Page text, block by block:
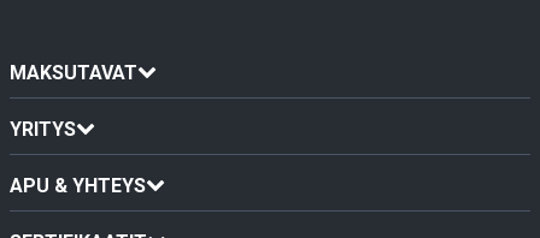
MAKSUTAVAT
YRITYS
APU & YHTEYS